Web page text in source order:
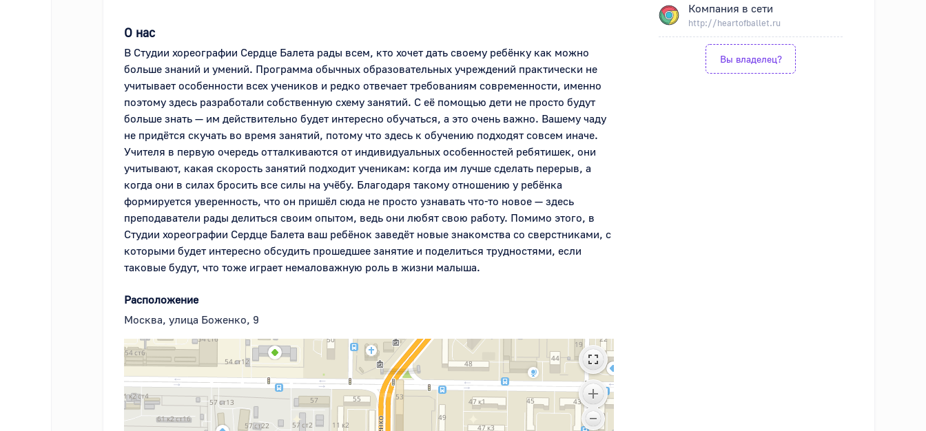
О нас
В Студии хореографии Сердце Балета рады всем, кто хочет дать своему ребёнку как можно
больше знаний и умений. Программа обычных образовательных учреждений практически не
учитывает особенности всех учеников и редко отвечает требованиям современности, именно
поэтому здесь разработали собственную схему занятий. С её помощью дети не просто будут
больше знать — им действительно будет интересно обучаться, а это очень важно. Вашему чаду
не придётся скучать во время занятий, потому что здесь к обучению подходят совсем иначе.
Учителя в первую очередь отталкиваются от индивидуальных особенностей ребятишек, они
учитывают, какая скорость занятий подходит ученикам: когда им лучше сделать перерыв, а
когда они в силах бросить все силы на учёбу. Благодаря такому отношению у ребёнка
формируется уверенность, что он пришёл сюда не просто узнавать что-то новое — здесь
преподаватели рады делиться своим опытом, ведь они любят свою работу. Помимо этого, в
Студии хореографии Сердце Балета ваш ребёнок заведёт новые знакомства со сверстниками, с
которыми будет интересно обсудить прошедшее занятие и поделиться трудностями, если
таковые будут, что тоже играет немаловажную роль в жизни малыша.
Расположение
Москва, улица Боженко, 9
Компания в сети
http://heartofballet.ru
Вы владелец?